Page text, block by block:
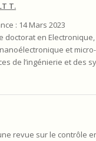
T.
: 14 Mars 2023
doctorat en Electronique,
et
de l’ingénierie et des
revue sur le contrôle